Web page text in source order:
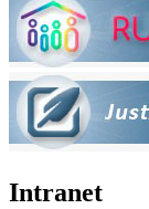
Intranet